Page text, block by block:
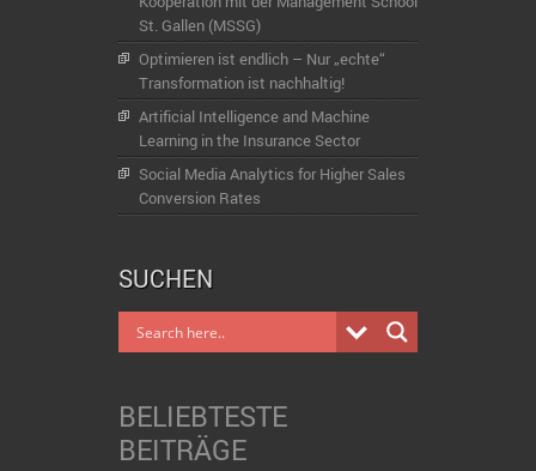
St. Gallen (MSSG)
Optimieren ist endlich – Nur „echte“
Transformation ist nachhaltig!
Artificial Intelligence and Machine
Learning in the Insurance Sector
Social Media Analytics for Higher Sales
Conversion Rates
SUCHEN
BELIEBTESTE
BEITRÄGE